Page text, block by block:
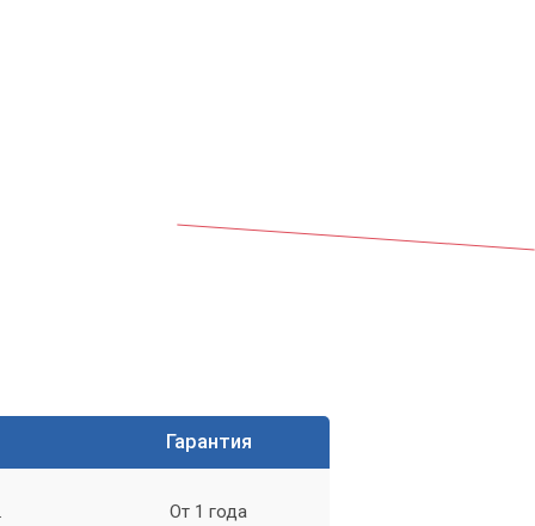
Гарантия
От 1 года